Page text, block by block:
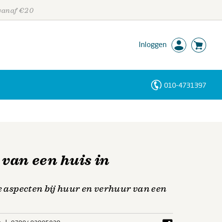
€20
Inloggen
010-4731397
een huis in
bij huur en verhuur van een
Personen